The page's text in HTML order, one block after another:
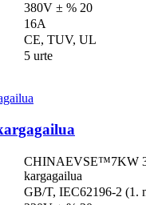
380V ± % 20
16A
CE, TUV, UL
5 urte
CHINAEVSE™️7KW
kargagailua
GB/T, IEC62196-2 (1.